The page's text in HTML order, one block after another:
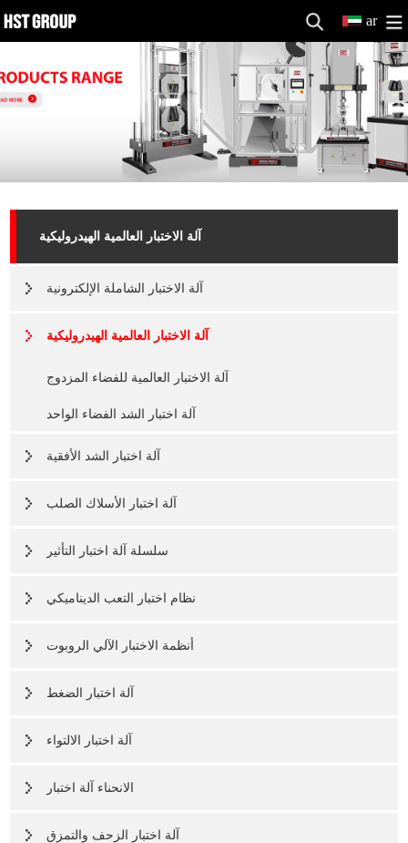
ar
آلة الاختبار العالمية الهيدروليكية
آلة الاختبار الشاملة الإلكترونية
آلة الاختبار العالمية الهيدروليكية
آلة الاختبار العالمية للفضاء المزدوج
آلة اختبار الشد الفضاء الواحد
آلة اختبار الشد الأفقية
آلة اختبار الأسلاك الصلب
سلسلة آلة اختبار التأثير
نظام اختبار التعب الديناميكي
أنظمة الاختبار الآلي الروبوت
آلة اختبار الضغط
آلة اختبار الالتواء
الانحناء آلة اختبار
آلة اختبار الزحف والتمزق